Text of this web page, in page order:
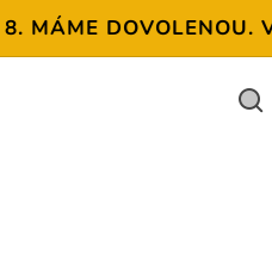
DOVOLENOU.